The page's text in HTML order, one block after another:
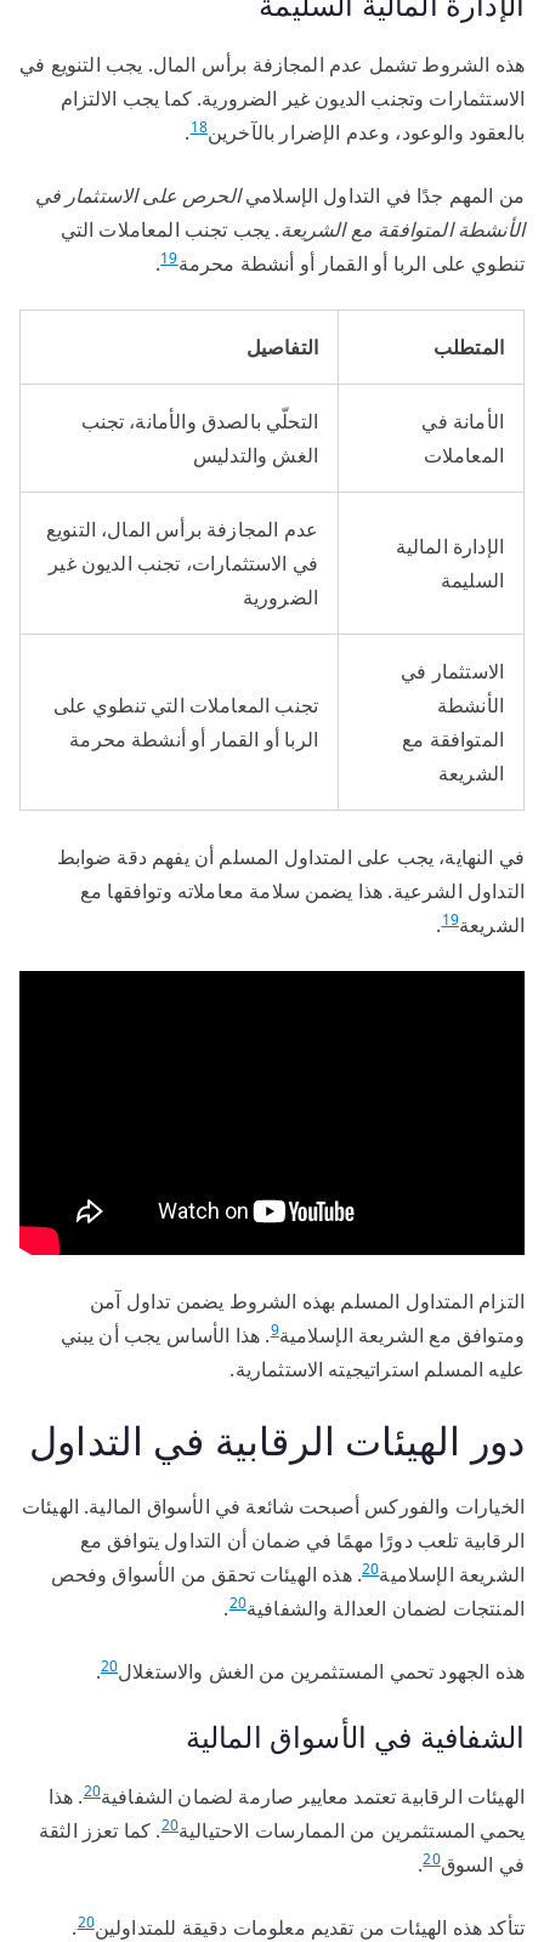
هذه الشروط تشمل عدم المجازفة برأس المال. يجب التنويع في
الاستثمارات وتجنب الديون غير الضرورية. كما يجب الالتزام
بالعقود والوعود، وعدم الإضرار بالآخرين18
.
من المهم جدًا في التداول الإسلاميالحرص على الاستثمار في
الأنشطة المتوافقة مع الشريعة. يجب تجنب المعاملات التي
تنطوي على الربا أو القمار أو أنشطة محرمة19
.
المتطلب التفاصيل
الأمانة في
المعاملات
التحلّي بالصدق والأمانة، تجنب
الغش والتدليس
الإدارة المالية
السليمة
عدم المجازفة برأس المال، التنويع
في الاستثمارات، تجنب الديون غير
الضرورية
الاستثمار في
الأنشطة
المتوافقة مع
الشريعة
تجنب المعاملات التي تنطوي على
الربا أو القمار أو أنشطة محرمة
في النهاية، يجب على المتداول المسلم أن يفهم دقة ضوابط
التداول الشرعية. هذا يضمن سلامة معاملاته وتوافقها مع
الشريعة19
.
التزام المتداول المسلم بهذه الشروط يضمن تداول آمن
ومتوافق مع الشريعة الإسلامية9. هذا الأساس يجب أن يبني
عليه المسلم استراتيجيته الاستثمارية.
دور الهيئات الرقابية في التداول
الخيارات والفوركس أصبحت شائعة في الأسواق المالية. الهيئات
الرقابية تلعب دورًا مهمًا في ضمان أن التداول يتوافق مع
الشريعة الإسلامية20. هذه الهيئات تحقق من الأسواق وفحص
المنتجات لضمان العدالة والشفافية20
.
هذه الجهود تحمي المستثمرين من الغش والاستغلال20
.
الشفافية في الأسواق المالية
الهيئات الرقابية تعتمد معايير صارمة لضمان الشفافية20. هذا
يحمي المستثمرين من الممارسات الاحتيالية20. كما تعزز الثقة
في السوق20
.
تتأكد هذه الهيئات من تقديم معلومات دقيقة للمتداولين20
.